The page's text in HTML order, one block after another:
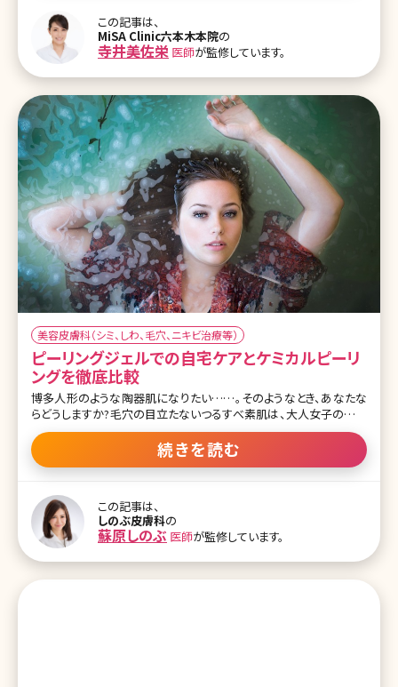
からのワンポイント】普段は見えないところだからこそ、お手入れに
気をつけたい背中。もし、ぶつぶつができてしまって色素沈着になって
しまうと、顔よりも治すのが大変です。1番のおすすめは予防するこ
と。定期的にピーリングをしたり、光治療器をしたりして、菌が繁殖し
ない肌作りを心がけてあげると、ぶつぶつになってから慌てなくて済
して、定期的なお手入れが美肌を手に入れる
この記事は、
MiSA Clinic六本木本院の
寺井美佐栄 医師が監修しています。
美容皮膚科（シミ、しわ、毛穴、ニキビ治療等）
ピーリングジェルでの自宅ケアとケミカルピーリ
ングを徹底比較
博多人形のような陶器肌になりたい……。そのようなとき、あなたな
らどうしますか?毛穴の目立たないつるすべ素肌は、大人女子の憧れ
ですよね。ところが、毛穴レスを目指すあまり、間違ったケアを行い続
けて肌トラブルに見舞われてしまったという女性があとを絶ちませ
ん。毛穴レスを目指す女性の心強い味方、それはピーリングケアです
りかねません。ピーリングケアには、美容皮膚科などで行うことので
きるケミカルピーリングやピーリングジェルによる自宅でのセルフケ
ア、エステのゴマージュなどの方法があります。 もくじ 1.ケミカルピー
リングとは 1-1どんな症状に適しているの? 1-2ところで、副作用は心
配ない? 1-3ケミカルピーリングを行う間隔について 2.ケミカルピー
続きを読む
この記事は、
しのぶ皮膚科の
蘇原しのぶ 医師が監修しています。